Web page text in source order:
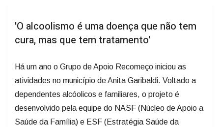
'O alcoolismo é uma doença que não tem
cura, mas que tem tratamento'
Há um ano o Grupo de Apoio Recomeço iniciou as
atividades no município de Anita Garibaldi. Voltado a
dependentes alcóolicos e familiares, o projeto é
desenvolvido pela equipe do NASF (Núcleo de Apoio a
Saúde da Família) e ESF (Estratégia Saúde da